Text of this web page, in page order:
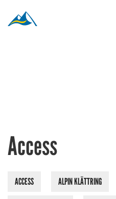
Access
ACCESS ALPIN KLÄTTRING